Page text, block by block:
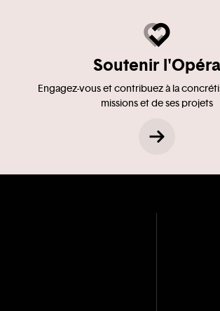
Soutenir l'Opéra
Engagez-vous et contribuez à la
missions et de ses projets